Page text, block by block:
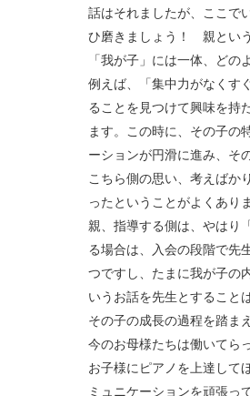
話はそれましたが、ここで
ひ磨きましょう！ 親とい
「我が子」には一体、どの
例えば、「集中力がなくす
ることを見つけて興味を持
ます。この時に、その子の
ーションが円滑に進み、そ
こちら側の思い、考えばか
ったということがよくありま
親、指導する側は、やはり
る場合は、入会の段階で先
つですし、たまに我が子の
いうお話を先生とすること
その子の成長の過程を踏ま
今のお母様たちは働いてら
お子様にピアノを上達して
ミュニケーションを頑張っ